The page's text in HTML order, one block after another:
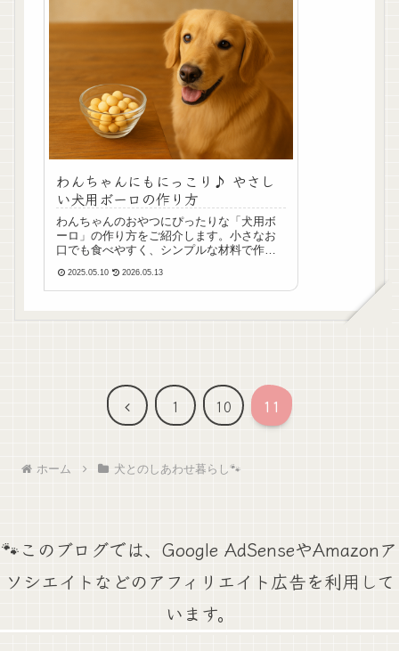
わんちゃんにもにっこり♪ やさし
い犬用ボーロの作り方
わんちゃんのおやつにぴったりな「犬用ボ
ーロ」の作り方をご紹介します。小さなお
口でも食べやすく、シンプルな材料で作れ
料（約５０個分）片栗粉 … 30gスキムミル
ク（またはヤギミルク） … 10g卵黄 … ...
2025.05.10 2026.05.13
前
1 10 11
ホーム 犬とのしあわせ暮らし🐾
🐾このブログでは、Google AdSenseやAmazonア
ソシエイトなどのアフィリエイト広告を利用して
います。